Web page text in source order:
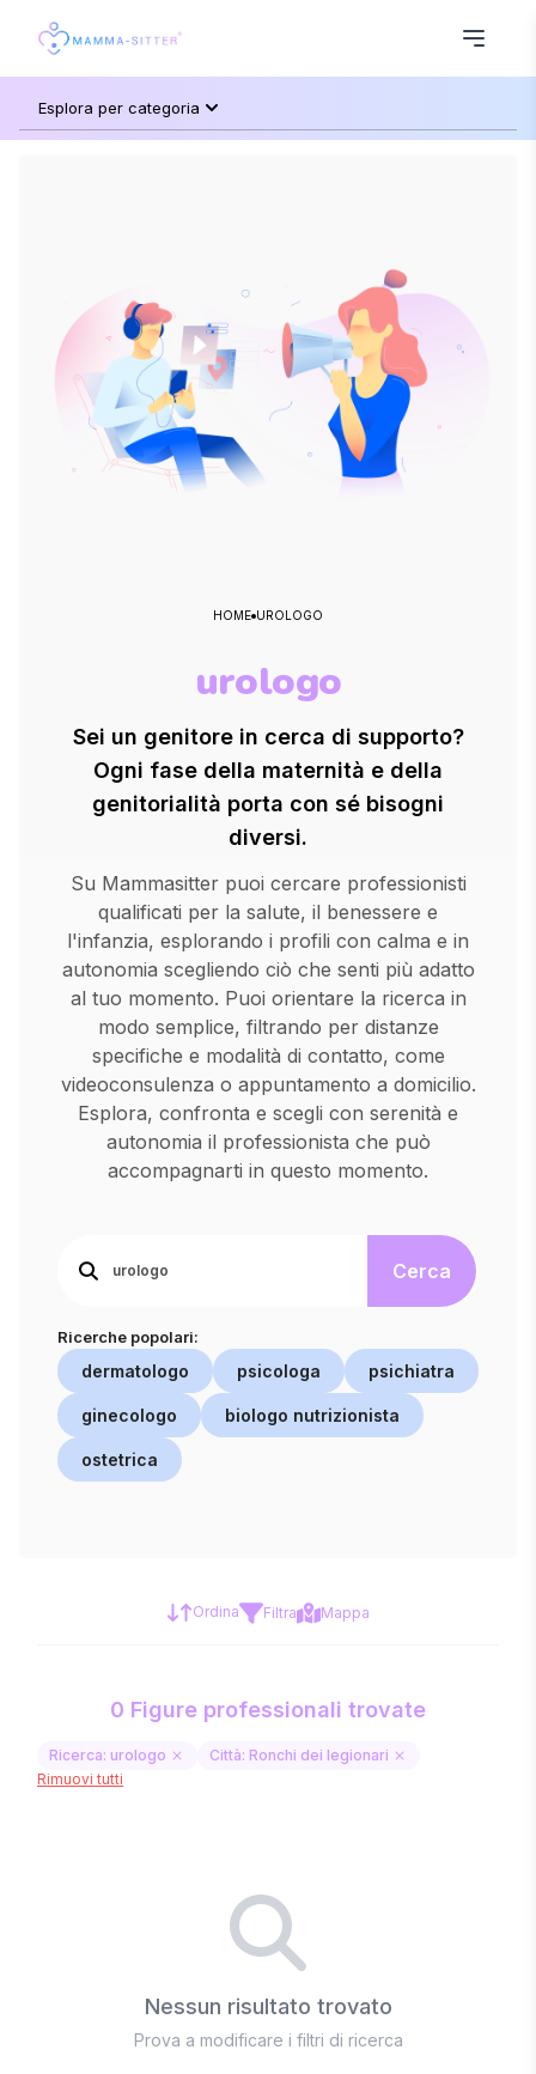
Esplora per categoria
HOME UROLOGO
urologo
Sei un genitore in cerca di supporto?
Ogni fase della maternità e della
genitorialità porta con sé bisogni
diversi.
Su Mammasitter puoi cercare professionisti
qualificati per la salute, il benessere e
l'infanzia, esplorando i profili con calma e in
autonomia scegliendo ciò che senti più adatto
al tuo momento. Puoi orientare la ricerca in
modo semplice, filtrando per distanze
specifiche e modalità di contatto, come
videoconsulenza o appuntamento a domicilio.
Esplora, confronta e scegli con serenità e
autonomia il professionista che può
accompagnarti in questo momento.
Cerca
Ricerche popolari:
dermatologo psicologa psichiatra
ginecologo biologo nutrizionista
ostetrica
Ordina Filtra Mappa
0 Figure professionali trovate
Ricerca: urologo
Città: Ronchi dei legionari
Rimuovi tutti
Nessun risultato trovato
Prova a modificare i filtri di ricerca